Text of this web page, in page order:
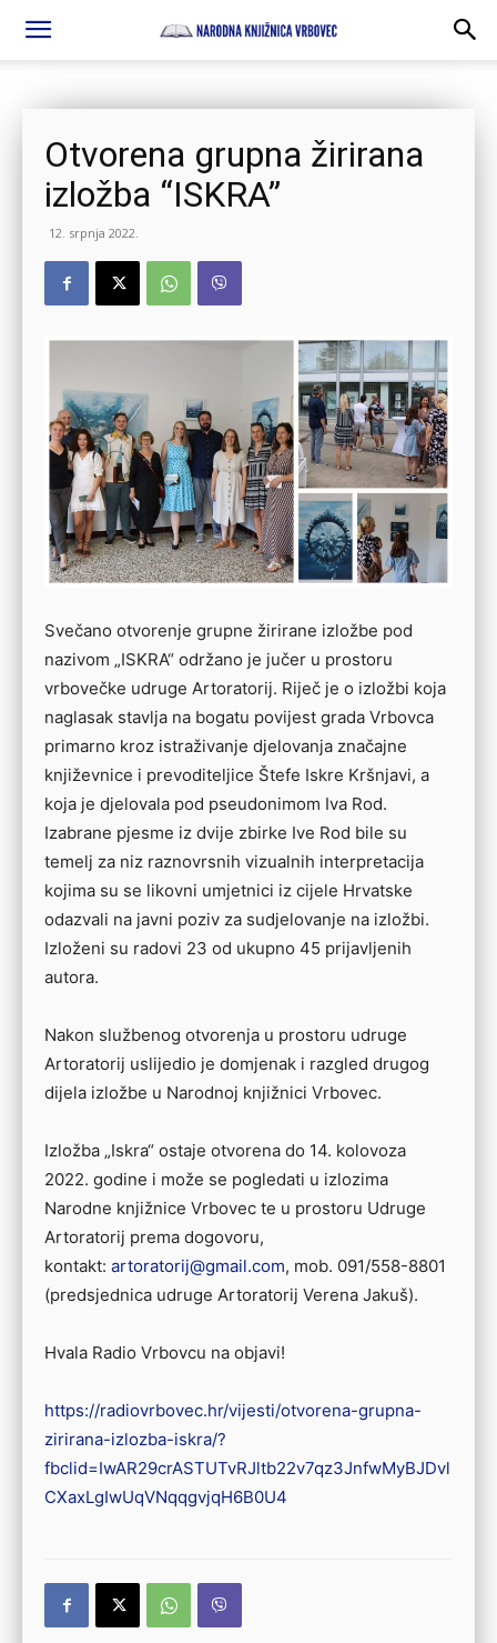
Otvorena grupna žirirana
izložba “ISKRA”
12. srpnja 2022.
Svečano otvorenje grupne žirirane izložbe pod
nazivom „ISKRA“ održano je jučer u prostoru
vrbovečke udruge Artoratorij. Riječ je o izložbi koja
naglasak stavlja na bogatu povijest grada Vrbovca
primarno kroz istraživanje djelovanja značajne
književnice i prevoditeljice Štefe Iskre Kršnjavi, a
koja je djelovala pod pseudonimom Iva Rod.
Izabrane pjesme iz dvije zbirke Ive Rod bile su
temelj za niz raznovrsnih vizualnih interpretacija
kojima su se likovni umjetnici iz cijele Hrvatske
odazvali na javni poziv za sudjelovanje na izložbi.
Izloženi su radovi 23 od ukupno 45 prijavljenih
autora.
Nakon službenog otvorenja u prostoru udruge
Artoratorij uslijedio je domjenak i razgled drugog
dijela izložbe u Narodnoj knjižnici Vrbovec.
Izložba „Iskra“ ostaje otvorena do 14. kolovoza
2022. godine i može se pogledati u izlozima
Narodne knjižnice Vrbovec te u prostoru Udruge
Artoratorij prema dogovoru,
kontakt: artoratorij@gmail.com, mob. 091/558-8801
(predsjednica udruge Artoratorij Verena Jakuš).
Hvala Radio Vrbovcu na objavi!
https://radiovrbovec.hr/vijesti/otvorena-grupna-
zirirana-izlozba-iskra/?
fbclid=IwAR29crASTUTvRJltb22v7qz3JnfwMyBJDvl
CXaxLgIwUqVNqqgvjqH6B0U4